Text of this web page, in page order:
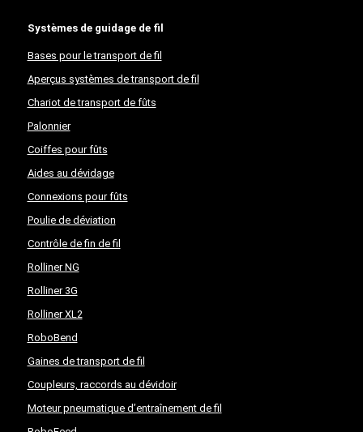
Systèmes de guidage de fil
Bases pour le transport de fil
Aperçus systèmes de transport de fil
Chariot de transport de fûts
Palonnier
Coiffes pour fûts
Aides au dévidage
Connexions pour fûts
Poulie de déviation
Contrôle de fin de fil
Rolliner NG
Rolliner 3G
Rolliner XL2
RoboBend
Gaines de transport de fil
Coupleurs, raccords au dévidoir
Moteur pneumatique d’entraînement de fil